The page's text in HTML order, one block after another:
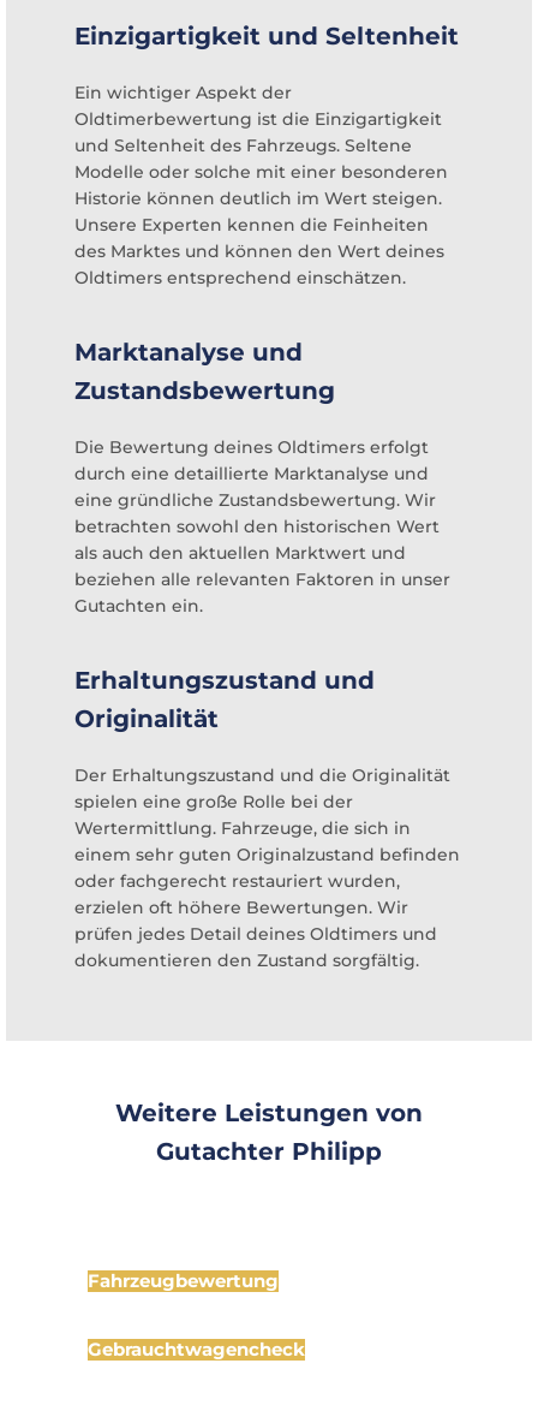
Einzigartigkeit und Seltenheit
Ein wichtiger Aspekt der
Oldtimerbewertung ist die Einzigartigkeit
und Seltenheit des Fahrzeugs. Seltene
Modelle oder solche mit einer besonderen
Historie können deutlich im Wert steigen.
Unsere Experten kennen die Feinheiten
des Marktes und können den Wert deines
Oldtimers entsprechend einschätzen.
Marktanalyse und
Zustandsbewertung
Die Bewertung deines Oldtimers erfolgt
durch eine detaillierte Marktanalyse und
eine gründliche Zustandsbewertung. Wir
betrachten sowohl den historischen Wert
als auch den aktuellen Marktwert und
beziehen alle relevanten Faktoren in unser
Gutachten ein.
Erhaltungszustand und
Originalität
Der Erhaltungszustand und die Originalität
spielen eine große Rolle bei der
Wertermittlung. Fahrzeuge, die sich in
einem sehr guten Originalzustand befinden
oder fachgerecht restauriert wurden,
erzielen oft höhere Bewertungen. Wir
prüfen jedes Detail deines Oldtimers und
dokumentieren den Zustand sorgfältig.
Weitere Leistungen von
Gutachter Philipp
Fahrzeugbewertung
Gebrauchtwagencheck